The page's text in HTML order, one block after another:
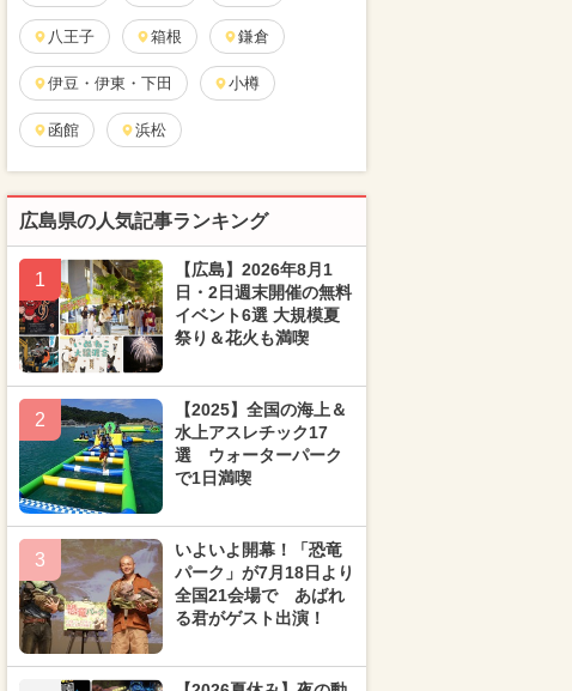
八王子 箱根 鎌倉
伊豆・伊東・下田 小樽
函館 浜松
広島県の人気記事ランキング
1
【広島】2026年8月1
日・2日週末開催の無料
イベント6選 大規模夏
祭り＆花火も満喫
2
【2025】全国の海上＆
水上アスレチック17
選 ウォーターパーク
で1日満喫
3
いよいよ開幕！「恐竜
パーク」が7月18日より
全国21会場で あばれ
る君がゲスト出演！